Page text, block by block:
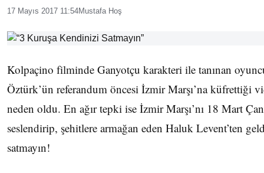
17 Mayıs 2017 11:54Mustafa Hoş
Kolpaçino filminde Ganyotçu karakteri ile tanınan
Öztürk’ün referandum öncesi İzmir Marşı’na küfrettiği
neden oldu. En ağır tepki ise İzmir Marşı’nı 18 Mart
seslendirip, şehitlere armağan eden Haluk Levent’ten
satmayın!